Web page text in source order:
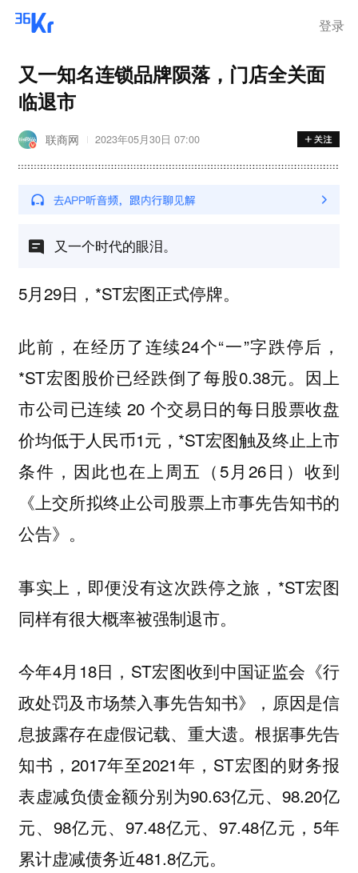
登录
又一知名连锁品牌陨落，门店全关面
临退市
联商网 2023年05月30日 07:00
又一个时代的眼泪。
5月29日，*ST宏图正式停牌。
此前，在经历了连续24个“一”字跌停后，
*ST宏图股价已经跌倒了每股0.38元。因上
市公司已连续 20 个交易日的每日股票收盘
价均低于人民币1元，*ST宏图触及终止上市
条件，因此也在上周五（5月26日）收到
《上交所拟终止公司股票上市事先告知书的
公告》。
事实上，即便没有这次跌停之旅，*ST宏图
同样有很大概率被强制退市。
今年4月18日，ST宏图收到中国证监会《行
政处罚及市场禁入事先告知书》，原因是信
息披露存在虚假记载、重大遗。根据事先告
知书，2017年至2021年，ST宏图的财务报
表虚减负债金额分别为90.63亿元、98.20亿
元、98亿元、97.48亿元、97.48亿元，5年
累计虚减债务近481.8亿元。